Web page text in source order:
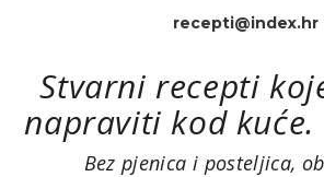
recepti@index.hr
Stvarni recepti
napraviti kod kuće.
Bez pjenica i posteljica,